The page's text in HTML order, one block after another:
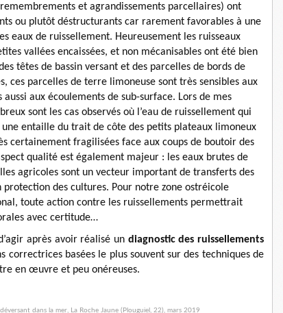
et agrandissements parcellaires) ont
ou plutôt déstructurants car rarement favorables à une
eaux de ruissellement. Heureusement les ruisseaux
vallées encaissées, et non mécanisables ont été bien
têtes de bassin versant et des parcelles de bords de
ces parcelles de terre limoneuse sont très sensibles aux
aux écoulements de sub-surface. Lors de mes
sont les cas observés où l’eau de ruissellement qui
entaille du trait de côte des petits plateaux limoneux
certainement fragilisées face aux coups de boutoir des
qualité est également majeur : les eaux brutes de
agricoles sont un vecteur important de transferts des
protection des cultures. Pour notre zone ostréicole
toute action contre les ruissellements permettrait
avec certitude…
après avoir réalisé un diagnostic des ruissellements
correctrices basées le plus souvent sur des techniques de
en œuvre et peu onéreuses.